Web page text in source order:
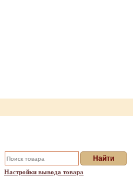
Только для Вас
Отправить
Настройки вывода товара